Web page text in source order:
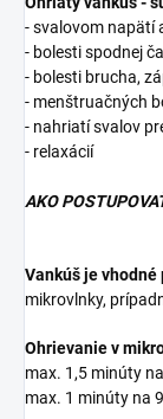
- svalovom napätí
- bolesti spodnej
- bolesti brucha,
- menštruačných
- nahriatí svalov
- relaxácií
AKO
Vankúš je
mikrovlnky,
Ohrievanie v
max. 1,5 minúty
max. 1 minúty na